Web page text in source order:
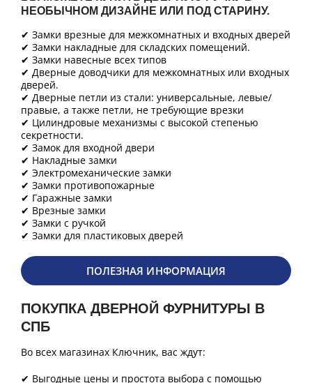
НЕОБЫЧНОМ ДИЗАЙНЕ ИЛИ ПОД СТАРИНУ.
✔ Замки врезные для межкомнатных и входных дверей
✔ Замки накладные для складских помещений.
✔ Замки навесные всех типов
✔ Дверные доводчики для межкомнатных или входных
дверей.
✔ Дверные петли из стали: универсальные, левые/
правые, а также петли, не требующие врезки
✔ Цилиндровые механизмы с высокой степенью
секретности.
✔ Замок для входной двери
✔ Накладные замки
✔ Электромеханические замки
✔ Замки противопожарные
✔ Гаражные замки
✔ Врезные замки
✔ Замки с ручкой
✔ Замки для пластиковых дверей
ПОЛЕЗНАЯ ИНФОРМАЦИЯ
ПОКУПКА ДВЕРНОЙ ФУРНИТУРЫ В
СПБ
Во всех магазинах Ключник, вас ждут:
✔ Выгодные цены и простота выбора с помощью